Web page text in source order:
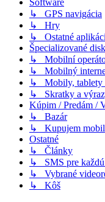
Software
↳ GPS navigácia
↳ Hry
↳ Ostatné
Špecializované
↳ Mobilní
↳ Mobilný
↳ Mobily, tablety
↳ Skratky a
Kúpim / Predám /
↳ Bazár
↳ Kupujem mobil
Ostatné
↳ Články
↳ SMS pre
↳ Vybrané
↳ Kôš